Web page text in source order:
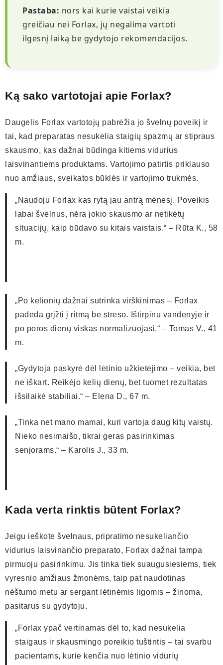
Pastaba: nors kai kurie vaistai veikia
greičiau nei Forlax, jų negalima vartoti
ilgesnį laiką be gydytojo rekomendacijos.
Ką sako vartotojai apie Forlax?
Daugelis Forlax vartotojų pabrėžia jo švelnų poveikį ir
tai, kad preparatas nesukelia staigių spazmų ar stipraus
skausmo, kas dažnai būdinga kitiems vidurius
laisvinantiems produktams. Vartojimo patirtis priklauso
nuo amžiaus, sveikatos būklės ir vartojimo trukmės.
„Naudoju Forlax kas rytą jau antrą mėnesį. Poveikis
labai švelnus, nėra jokio skausmo ar netikėtų
situacijų, kaip būdavo su kitais vaistais.“ – Rūta K., 58
m.
„Po kelionių dažnai sutrinka virškinimas – Forlax
padeda grįžti į ritmą be streso. Ištirpinu vandenyje ir
po poros dienų viskas normalizuojasi.“ – Tomas V., 41
m.
„Gydytoja paskyrė dėl lėtinio užkietėjimo – veikia, bet
ne iškart. Reikėjo kelių dienų, bet tuomet rezultatas
išsilaikė stabiliai.“ – Elena D., 67 m.
„Tinka net mano mamai, kuri vartoja daug kitų vaistų.
Nieko nesimaišo, tikrai geras pasirinkimas
senjorams.“ – Karolis J., 33 m.
Kada verta rinktis būtent Forlax?
Jeigu ieškote švelnaus, pripratimo nesukeliančio
vidurius laisvinančio preparato, Forlax dažnai tampa
pirmuoju pasirinkimu. Jis tinka tiek suaugusiesiems, tiek
vyresnio amžiaus žmonėms, taip pat naudotinas
nėštumo metu ar sergant lėtinėmis ligomis – žinoma,
pasitarus su gydytoju.
„Forlax ypač vertinamas dėl to, kad nesukelia
staigaus ir skausmingo poreikio tuštintis – tai svarbu
pacientams, kurie kenčia nuo lėtinio vidurių